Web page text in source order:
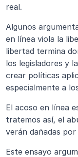
real.
Algunos
en línea viola la
libertad termina
los legisladores y
crear políticas
especialmente a
El acoso en línea
tratemos así, el
verán dañadas por
Este ensayo